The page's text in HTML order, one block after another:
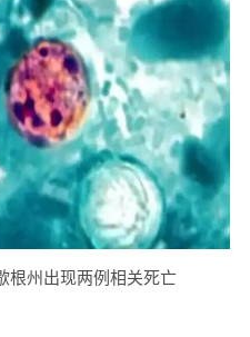
根州出现两例相关死亡